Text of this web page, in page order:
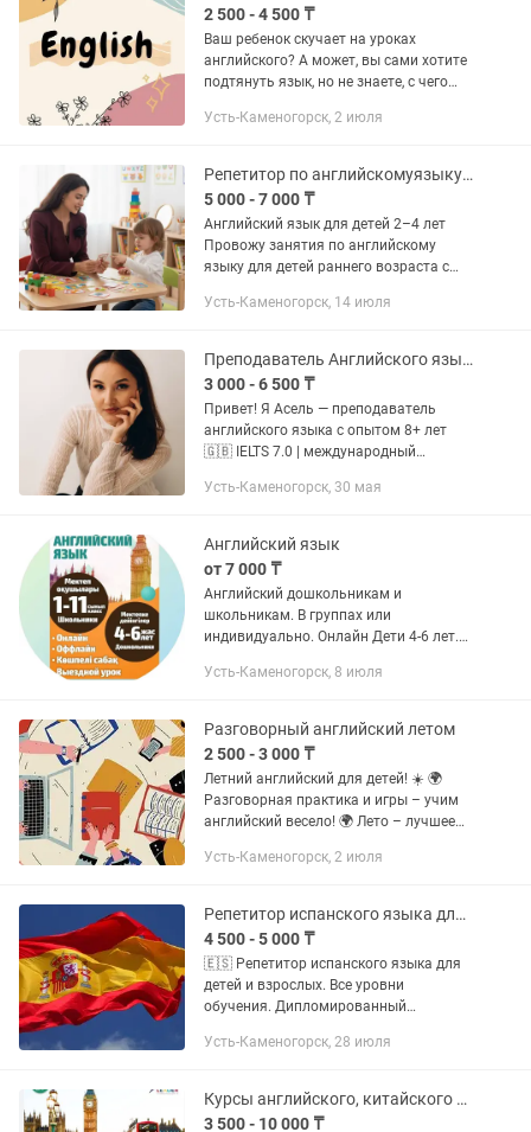
2 500 - 4 500 ₸
Ваш ребенок скучает на уроках
английского? А может, вы сами хотите
подтянуть язык, но не знаете, с чего
увлекательное и эффективное
и...
Усть-Каменогорск, 2 июля
Репетитор по английскомуязыку от 3хлет. English baby play
5 000 - 7 000 ₸
Английский язык для детей 2–4 лет
Провожу занятия по английскому
языку для детей раннего возраста с
особенностей. О занятиях: • обучение
Усть-Каменогорск, 14 июля
Преподаватель Английского языка
3 000 - 6 500 ₸
Привет! Я Асель — преподаватель
английского языка с опытом 8+ лет
🇬🇧 IELTS 7.0 | международный
University of Helsinki (Финляндия) За
100...
Усть-Каменогорск, 30 мая
Английский язык
от 7 000 ₸
Английский дошкольникам и
школьникам. В группах или
индивидуально. Онлайн Дети 4-6 лет.
Усть-Каменогорск, 8 июля
Разговорный английский летом
2 500 - 3 000 ₸
Летний английский для детей! ☀️ 🌍
Разговорная практика и игры – учим
английский весело! 🌍 Лето – лучшее
Мы будем играть, обсуждать
Усть-Каменогорск, 2 июля
Репетитор испанского языка для детей и взрослых. Все уровни обучения.
4 500 - 5 000 ₸
🇪🇸 Репетитор испанского языка для
детей и взрослых. Все уровни
обучения. Дипломированный
Меня зовут Камила, я —
педагогическим...
Усть-Каменогорск, 28 июля
Курсы английского, китайского и казахского языка
3 500 - 10 000 ₸